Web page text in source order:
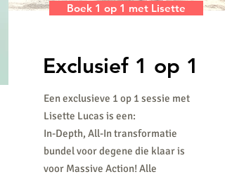
Boek 1 op 1 met Lisette
Exclusief 1 op 1
Een exclusieve 1 op 1 sessie met
Lisette Lucas is een:
In-Depth, All-In transformatie
bundel voor degene die klaar is
voor Massive Action! Alle